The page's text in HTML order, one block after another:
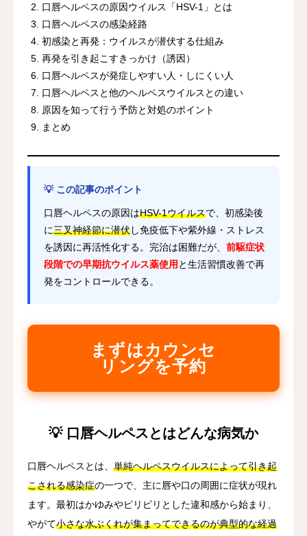
口唇ヘルペスの原因ウイルス「HSV-1」とは
口唇ヘルペスの感染経路
初感染と再発：ウイルスが潜伏する仕組み
再発を引き起こすきっかけ（誘因）
口唇ヘルペスが発症しやすい人・しにくい人
口唇ヘルペスと他のヘルペスウイルスとの違い
原因を知って行う予防と対処のポイント
まとめ
💡 この記事のポイント
口唇ヘルペスの原因はHSV-1ウイルスで、初感染後
に三叉神経節に潜伏し免疫低下や紫外線・ストレス
を誘因に再活性化する。完治は困難だが、 前駆症状
段階での早期抗ウイルス薬使用 と生活習慣改善で再
発をコントロールできる。
まずはカウンセ
リングを予約
💡 口唇ヘルペスとはどんな病気か
口唇ヘルペスとは、 単純ヘルペスウイルスによって引き起
こされる感染症の一つで、主に唇や口の周囲に症状が現れ
ます。最初はかゆみやピリピリとした違和感から始まり、
やがて小さな水ぶくれが集まってできるのが典型的な経過